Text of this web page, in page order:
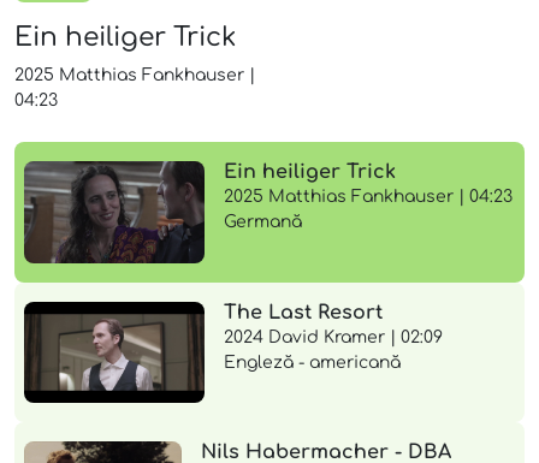
Ein heiliger Trick
2025 Matthias Fankhauser
04:23
Ein heiliger Trick
2025 Matthias Fankhauser | 04:23
Germană
The Last Resort
2024 David Kramer | 02:09
Engleză - americană
Nils Habermacher - DBA